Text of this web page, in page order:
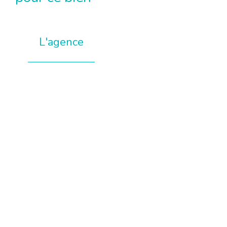
L'agence